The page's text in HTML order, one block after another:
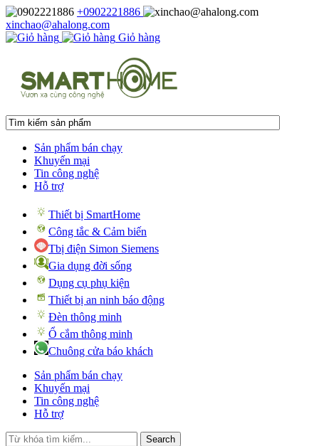
+0902221886
xinchao@ahalong.com
Giỏ hàng
Sản phẩm bán chạy
Khuyến mại
Tin công nghệ
Hỗ trợ
Thiết bị SmartHome
Công tắc & Cảm biến
Tbị điện Simon Siemens
Gia dụng đời sống
Dụng cụ phụ kiện
Thiết bị an ninh báo động
Đèn thông minh
Ổ cắm thông minh
Chuông cửa báo khách
Sản phẩm bán chạy
Khuyến mại
Tin công nghệ
Hỗ trợ
Search